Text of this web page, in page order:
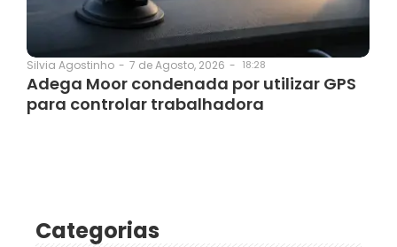
Silvia Agostinho - 7 de Agosto, 2026 - 18:28
Adega Moor condenada por utilizar GPS
para controlar trabalhadora
Categorias